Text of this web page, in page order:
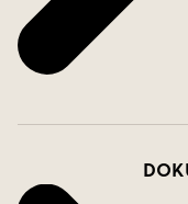
Orhem och
för den som
beroende på
strand-